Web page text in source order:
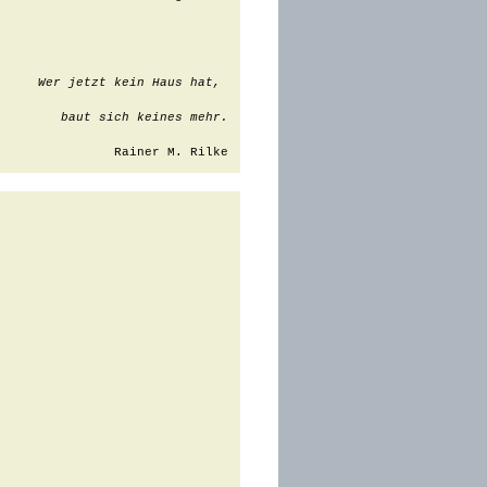
Wer jetzt kein Haus hat,
baut sich keines mehr.
Rainer M. Rilke